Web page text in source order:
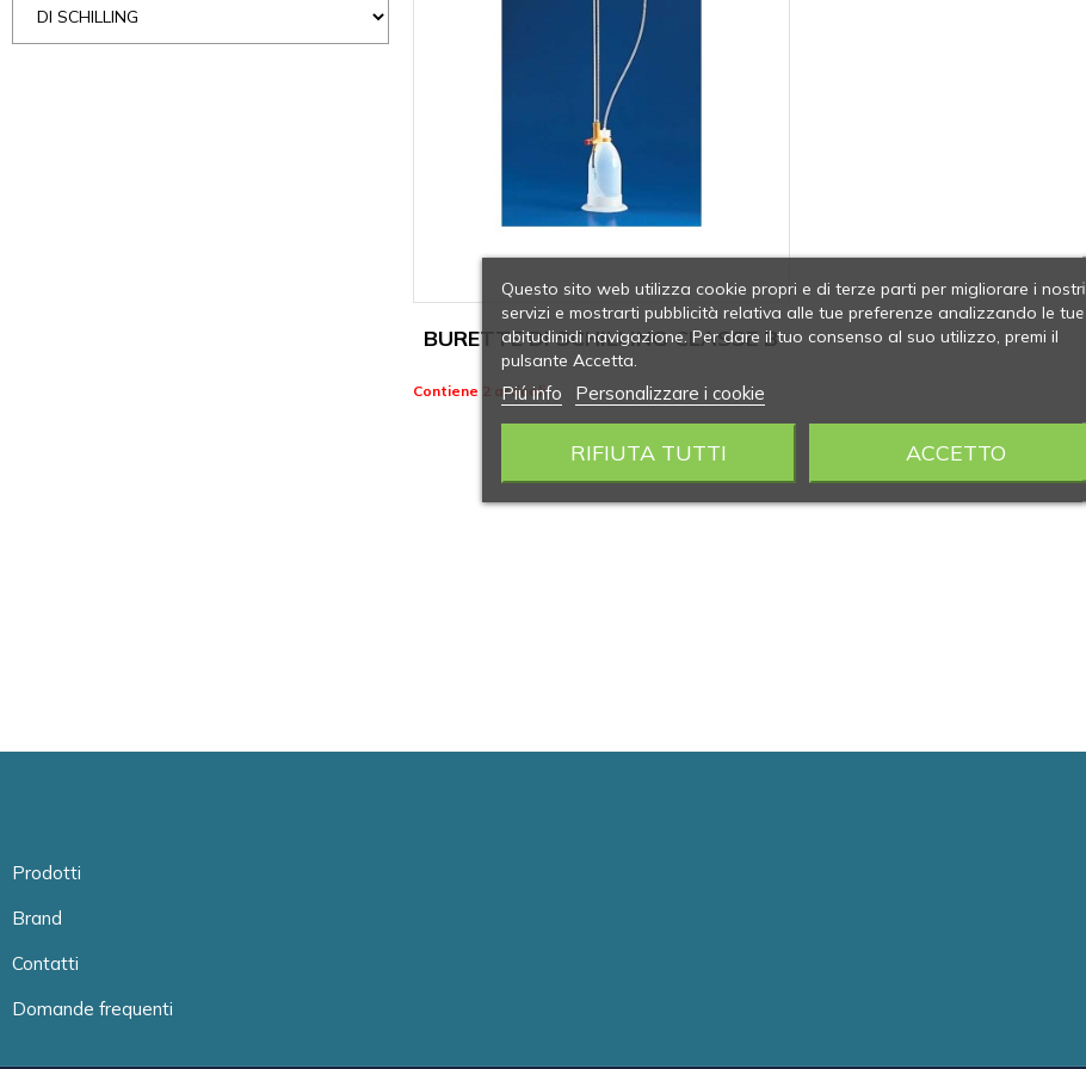
BURETTE DI SCHILLING CLASSE B
Contiene 2 articoli
Prodotti
Brand
Contatti
Domande frequenti
Questo sito web utilizza cookie propri e di terze parti per migliorare i nostri
servizi e mostrarti pubblicità relativa alle tue preferenze analizzando le tue
abitudinidi navigazione. Per dare il tuo consenso al suo utilizzo, premi il
pulsante Accetta.
Piú info Personalizzare i cookie
RIFIUTA TUTTI ACCETTO